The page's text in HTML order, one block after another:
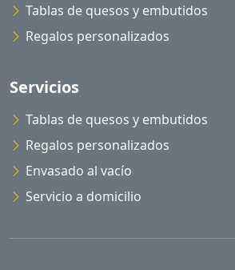
Tablas de quesos y embutidos
Regalos personalizados
Servicios
Tablas de quesos y embutidos
Regalos personalizados
Envasado al vacío
Servicio a domicilio